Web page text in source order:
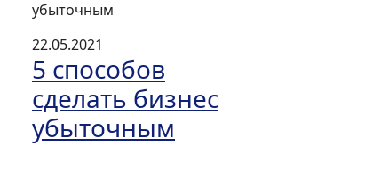
22.05.2021
5 способов
сделать бизнес
убыточным